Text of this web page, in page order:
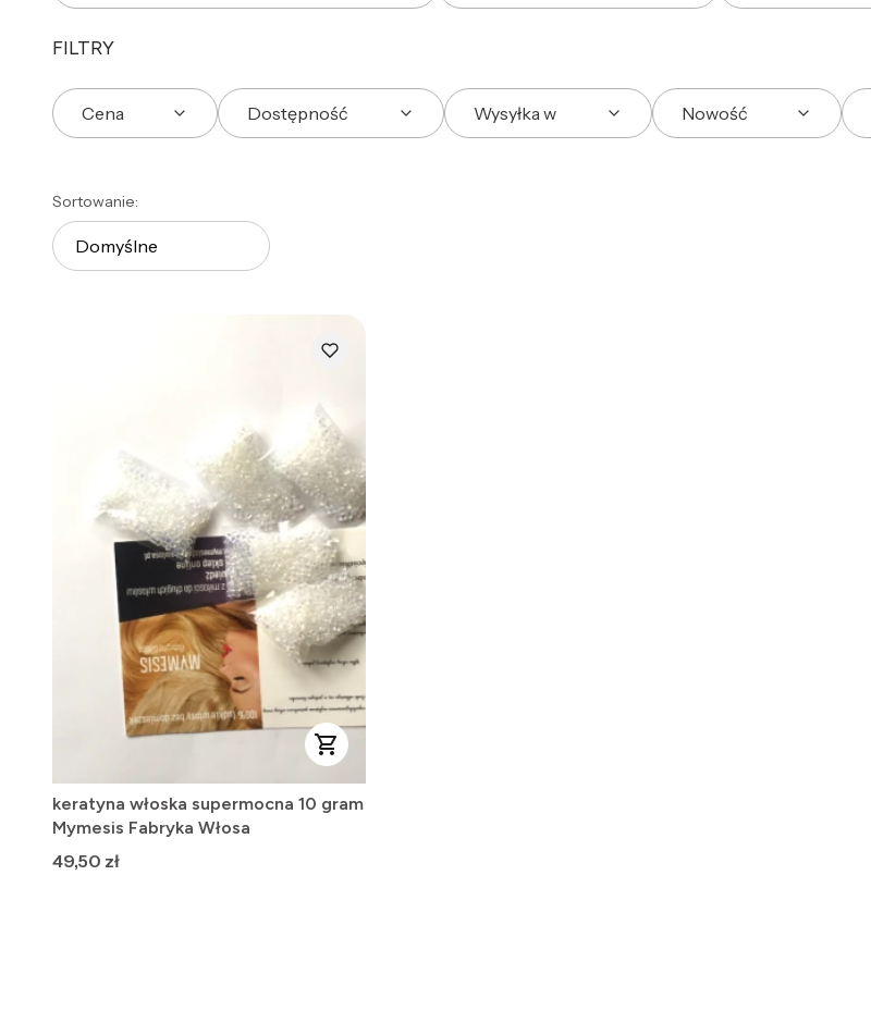
FILTRY
Cena Dostępność Wysyłka w Nowość
Lista produktów
Sortowanie:
Domyślne
keratyna włoska supermocna 10 gram
Mymesis Fabryka Włosa
Cena
49,50 zł